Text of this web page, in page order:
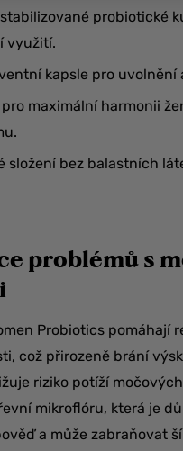
probiotické
využití.
kapsle pro uvolnění
maximální harmonii
složení bez balastních
problémů s
Probiotics pomáhají
což přirozeně brání
riziko potíží
mikroflóru, která je
a může zabraňovat